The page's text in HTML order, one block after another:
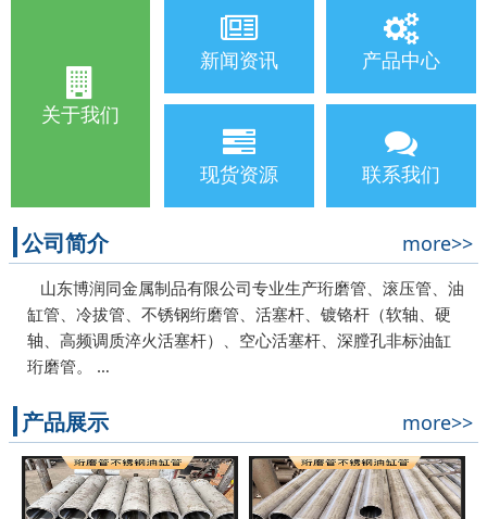
关于我们
新闻资讯 产品中心
现货资源 联系我们
公司简介 more>>
山东博润同金属制品有限公司专业生产珩磨管、滚压管、油
缸管、冷拔管、不锈钢绗磨管、活塞杆、镀铬杆（软轴、硬
轴、高频调质淬火活塞杆）、空心活塞杆、深膛孔非标油缸
珩磨管。 …
产品展示 more>>